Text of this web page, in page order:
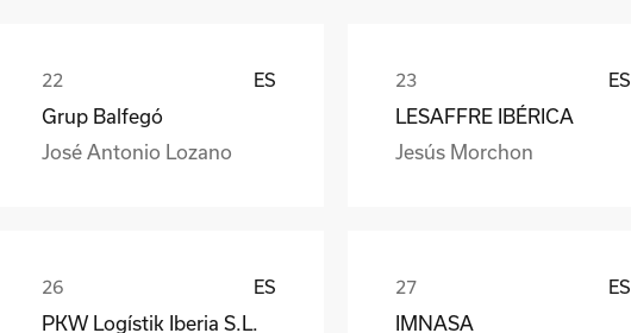
ES
Grup Balfegó
José Antonio Lozano
ES
LESAFFRE IBÉRICA
Jesús Morchon
ES
PKW Logístik Iberia S.L.
ES
IMNASA